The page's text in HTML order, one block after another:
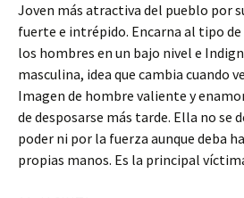
Joven más atractiva del pueblo por
fuerte e intrépido. Encarna al tipo de
los hombres en un bajo nivel e
masculina, idea que cambia cuando
Imagen de hombre valiente y
de desposarse más tarde. Ella no se
poder ni por la fuerza aunque deba
propias manos. Es la principal